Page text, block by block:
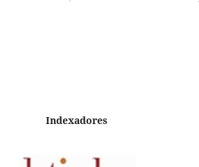
Indexadores